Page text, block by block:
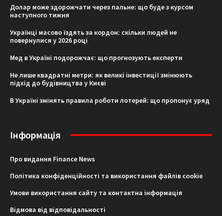
Долар може здорожчати через пальне: що буде з курсом
наступного тижня
Українці масово їздять за кордон: скільки людей не
повернулися у 2026 році
Мед в Україні подорожчає: що прогнозують експерти
Не лише квадратні метри: як великі інвестиції змінюють
підхід до будівництва у Києві
В Україні змінять правила роботи лотерей: що пропонує уряд
Інформація
Про видання Finance News
Політика конфіденційності та використання файлів cookie
Умови використання сайту та контактна інформація
Відмова від відповідальності